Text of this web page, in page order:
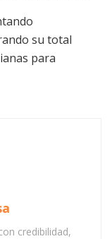
su total
para
credibilidad,